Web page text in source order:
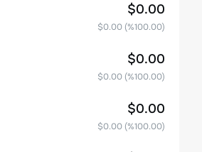
$0.00
$0.00(%100.00)
$0.00
$0.00(%100.00)
$0.00
$0.00(%100.00)